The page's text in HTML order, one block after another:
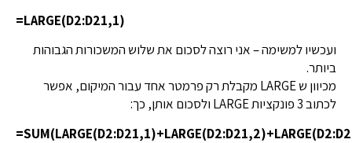
=LARGE(D2:D21,1)
ועכשיו למשימה – אני רוצה לסכום את שלוש המשכורות הגבוהות
ביותר.
מכיוון ש LARGE מקבלת רק פרמטר אחד עבור המיקום, אפשר
לכתוב 3 פונקציות LARGE ולסכום אותן, כך: